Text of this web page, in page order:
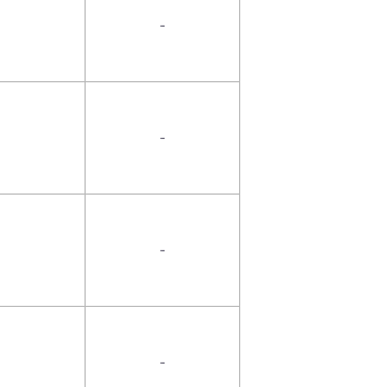
-
-
-
-